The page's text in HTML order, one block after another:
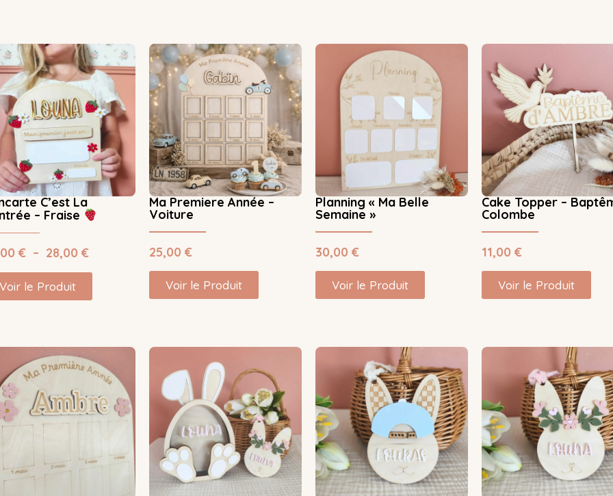
C’est La
– Fraise
€ – 28,00€
Voir le Produit
Ma Premiere Année –
Voiture
25,00€
Voir le Produit
Planning « Ma Belle
Semaine »
30,00€
Voir le Produit
Cake Topper –
Colombe
11,00€
Voir le Produit